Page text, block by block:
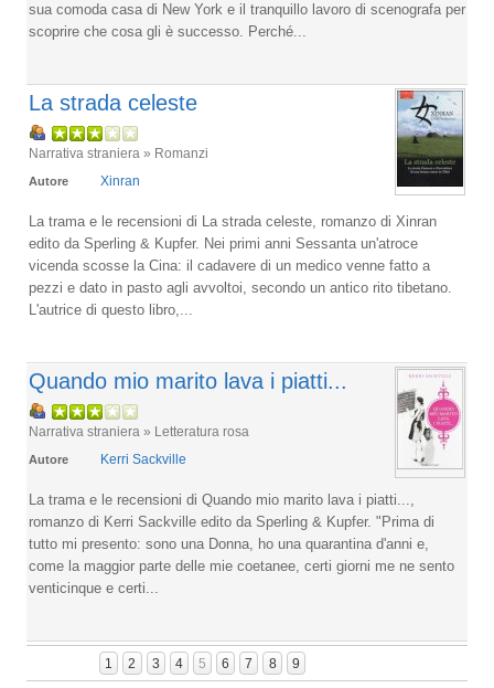
sua comoda casa di New York e il tranquillo lavoro di scenografa per
scoprire che cosa gli è successo. Perché...
La strada celeste
Narrativa straniera » Romanzi
Autore Xinran
La trama e le recensioni di La strada celeste, romanzo di Xinran
edito da Sperling & Kupfer. Nei primi anni Sessanta un'atroce
vicenda scosse la Cina: il cadavere di un medico venne fatto a
pezzi e dato in pasto agli avvoltoi, secondo un antico rito tibetano.
L'autrice di questo libro,...
Quando mio marito lava i piatti...
Narrativa straniera » Letteratura rosa
Autore Kerri Sackville
La trama e le recensioni di Quando mio marito lava i piatti...,
romanzo di Kerri Sackville edito da Sperling & Kupfer. "Prima di
tutto mi presento: sono una Donna, ho una quarantina d'anni e,
come la maggior parte delle mie coetanee, certi giorni me ne sento
venticinque e certi...
1 2 3 4 5 6 7 8 9